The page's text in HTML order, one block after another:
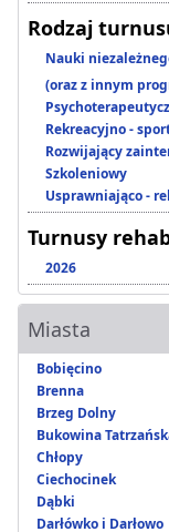
Rodzaj
Nauki
(oraz z innym
Rekreacyjno -
Rozwijający
Szkoleniowy
Usprawniająco -
Turnusy
2026
Miasta
Bobięcino
Brenna
Brzeg Dolny
Bukowina
Chłopy
Ciechocinek
Dąbki
Darłówko i Darłowo